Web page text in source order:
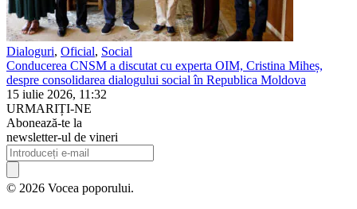
Dialoguri, Oficial, Social
Conducerea CNSM a discutat cu experta OIM, Cristina Miheș,
despre consolidarea dialogului social în Republica Moldova
15 iulie 2026, 11:32
URMARIȚI-NE
Abonează-te la
newsletter-ul de vineri
© 2026 Vocea poporului.